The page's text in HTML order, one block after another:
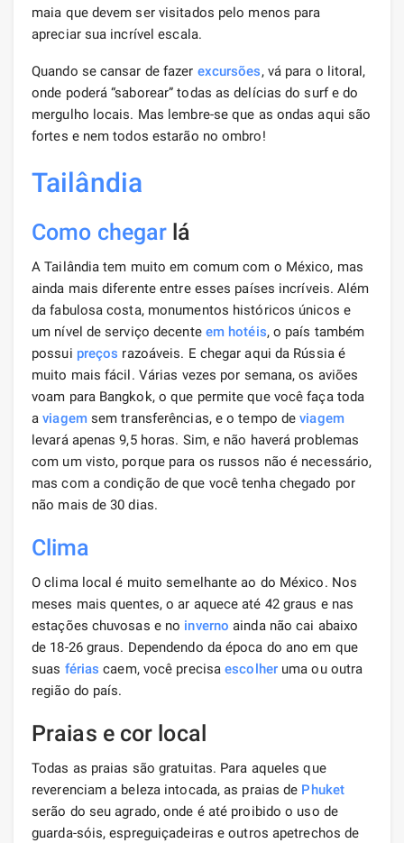
maia que devem ser visitados pelo menos para
apreciar sua incrível escala.
Quando se cansar de fazer excursões, vá para o litoral,
onde poderá “saborear” todas as delícias do surf e do
mergulho locais. Mas lembre-se que as ondas aqui são
fortes e nem todos estarão no ombro!
Tailândia
Como chegar lá
A Tailândia tem muito em comum com o México, mas
ainda mais diferente entre esses países incríveis. Além
da fabulosa costa, monumentos históricos únicos e
um nível de serviço decente em hotéis, o país também
possui preços razoáveis. E chegar aqui da Rússia é
muito mais fácil. Várias vezes por semana, os aviões
voam para Bangkok, o que permite que você faça toda
aviagemsem transferências, e o tempo deviagem
levará apenas 9,5 horas. Sim, e não haverá problemas
com um visto, porque para os russos não é necessário,
mas com a condição de que você tenha chegado por
não mais de 30 dias.
Clima
O clima local é muito semelhante ao do México. Nos
meses mais quentes, o ar aquece até 42 graus e nas
estações chuvosas e no inverno ainda não cai abaixo
de 18-26 graus. Dependendo da época do ano em que
suas férias caem, você precisaescolheruma ou outra
região do país.
Praias e cor local
Todas as praias são gratuitas. Para aqueles que
reverenciam a beleza intocada, as praias de Phuket
serão do seu agrado, onde é até proibido o uso de
guarda-sóis, espreguiçadeiras e outros apetrechos de